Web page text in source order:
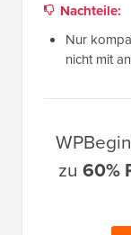
Nachteile:
Nur
nicht mit
zu 60%